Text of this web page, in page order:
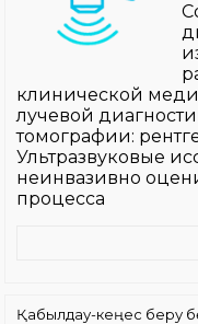
клинической
лучевой
томографии:
Ультразвуковые
неинвазивно
процесса
Қабылдау-кеңес беру